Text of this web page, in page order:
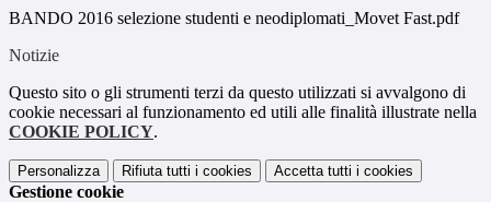
BANDO 2016 selezione studenti e neodiplomati_Movet Fast.pdf
Notizie
Questo sito o gli strumenti terzi da questo utilizzati si avvalgono di
cookie necessari al funzionamento ed utili alle finalità illustrate nella
COOKIE POLICY.
Personalizza Rifiuta tutti i cookies Accetta tutti i cookies
Gestione cookie